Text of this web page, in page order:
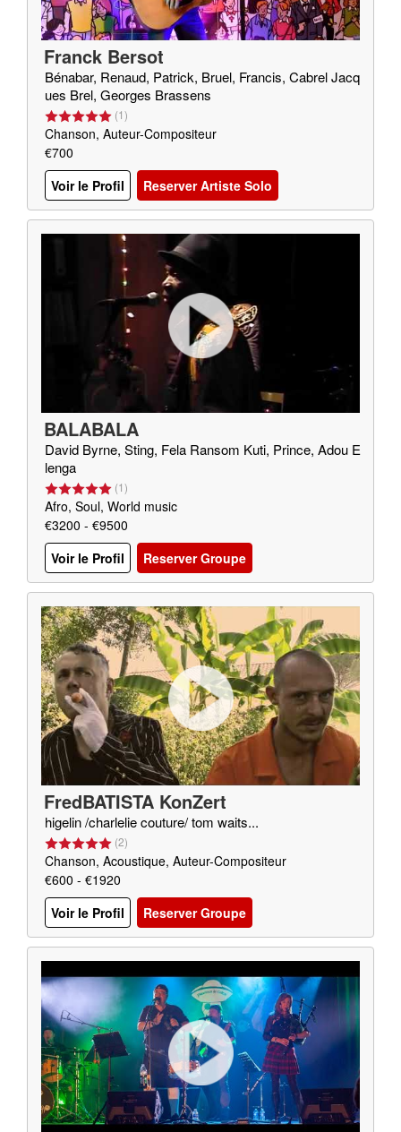
Franck Bersot
Bénabar, Renaud, Patrick, Bruel, Francis, Cabrel Jacq
ues Brel, Georges Brassens
(1)
Chanson, Auteur-Compositeur
€700
Voir le Profil
Reserver Artiste Solo
BALABALA
David Byrne, Sting, Fela Ransom Kuti, Prince, Adou E
lenga
(1)
Afro, Soul, World music
€3200 - €9500
Voir le Profil
Reserver Groupe
FredBATISTA KonZert
higelin /charlelie couture/ tom waits...
(2)
Chanson, Acoustique, Auteur-Compositeur
€600 - €1920
Voir le Profil
Reserver Groupe